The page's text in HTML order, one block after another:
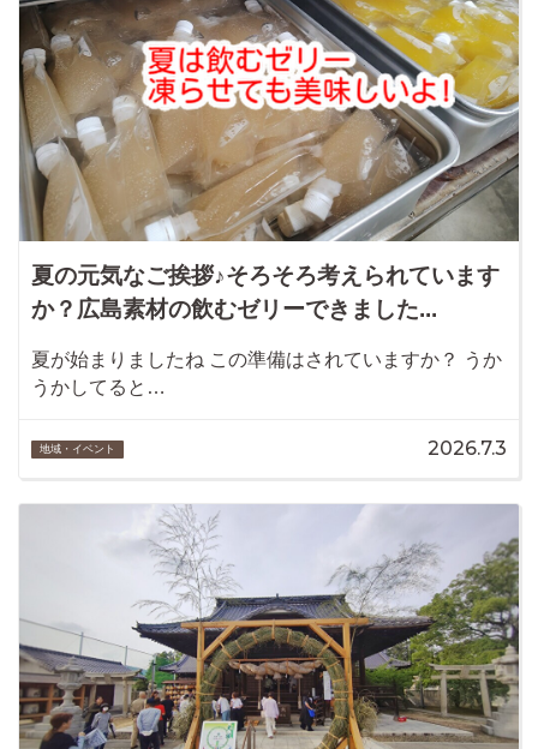
夏の元気なご挨拶♪そろそろ考えられています
か？広島素材の飲むゼリーできました...
夏が始まりましたね この準備はされていますか？ うか
うかしてると…
地域・イベント 2026.7.3